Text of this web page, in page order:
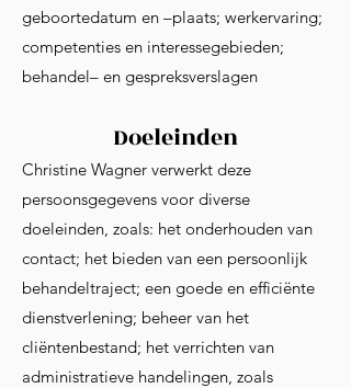
geboortedatum en –plaats; werkervaring;
competenties en interessegebieden;
behandel– en gespreksverslagen
Doeleinden
Christine Wagner verwerkt deze
persoonsgegevens voor diverse
doeleinden, zoals: het onderhouden van
contact; het bieden van een persoonlijk
behandeltraject; een goede en efficiënte
dienstverlening; beheer van het
cliëntenbestand; het verrichten van
administratieve handelingen, zoals